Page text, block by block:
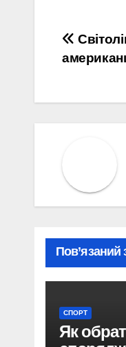
Пов’язаний
СПОРТ
Як